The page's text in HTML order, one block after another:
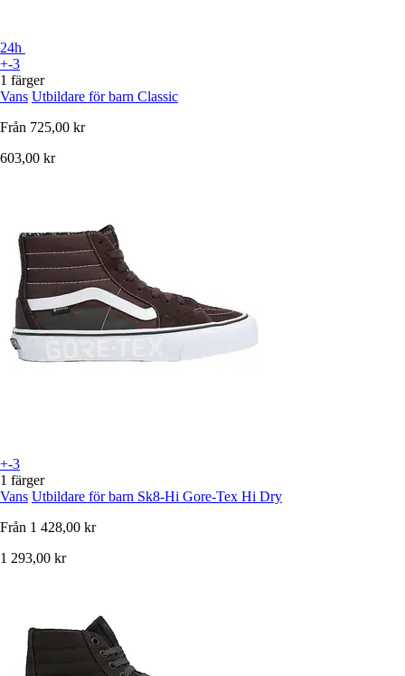
24h
+-3
1 färger
Vans Utbildare för barn Classic
Från 725,00 kr
603,00 kr
+-3
1 färger
Vans Utbildare för barn Sk8-Hi Gore-Tex Hi Dry
Från 1 428,00 kr
1 293,00 kr